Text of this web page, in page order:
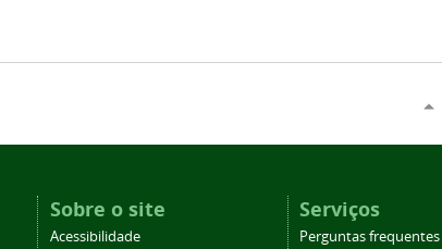
Sobre o site
Acessibilidade
Serviços
Perguntas frequentes